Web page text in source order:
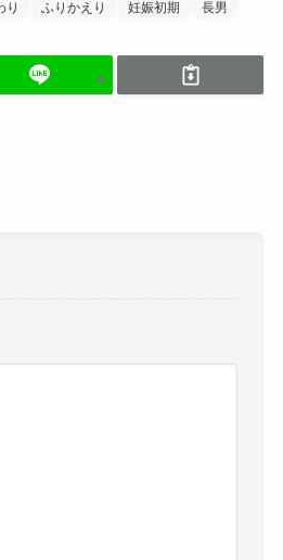
り ふりかえり 妊娠初期 長男